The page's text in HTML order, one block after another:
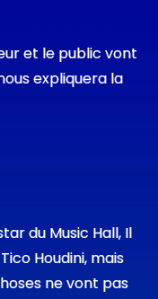
et le public vont
expliquera la
du Music Hall, Il
Houdini, mais
ne vont pas